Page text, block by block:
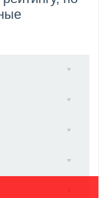
«Everybod...